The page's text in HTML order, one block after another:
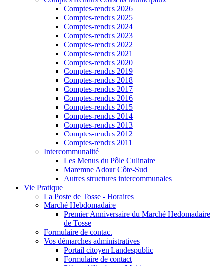
Comptes-rendus 2026
Comptes-rendus 2025
Comptes-rendus 2024
Comptes-rendus 2023
Comptes-rendus 2022
Comptes-rendus 2021
Comptes-rendus 2020
Comptes-rendus 2019
Comptes-rendus 2018
Comptes-rendus 2017
Comptes-rendus 2016
Comptes-rendus 2015
Comptes-rendus 2014
Comptes-rendus 2013
Comptes-rendus 2012
Comptes-rendus 2011
Intercommunalité
Les Menus du Pôle Culinaire
Maremne Adour Côte-Sud
Autres structures intercommunales
Vie Pratique
La Poste de Tosse - Horaires
Marché Hebdomadaire
Premier Anniversaire du Marché Hedomadaire
de Tosse
Formulaire de contact
Vos démarches administratives
Portail citoyen Landespublic
Formulaire de contact